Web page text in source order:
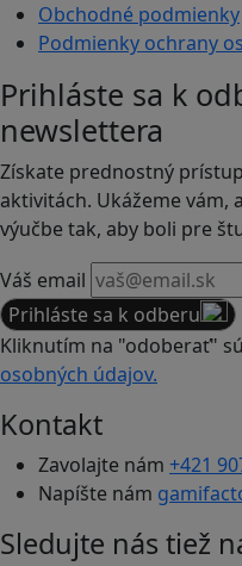
Obchodné podmienky
Podmienky ochrany
Prihláste sa k
newslettera
Získate prednostný
aktivitách. Ukážeme vám,
výučbe tak, aby boli pre
Váš email
Prihláste sa k odberu
Kliknutím na "odoberať"
osobných údajov.
Kontakt
Zavolajte nám +421
Napíšte nám
Sledujte nás tiež